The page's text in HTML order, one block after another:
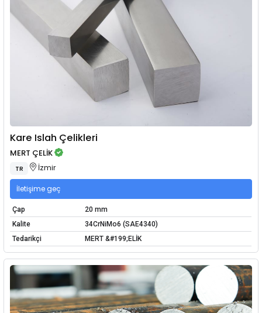
Kare Islah Çelikleri
MERT ÇELİK
TR İzmir
İletişime geç
Çap
20 mm
Kalite
34CrNiMo6 (SAE4340)
Tedarikçi
MERT &#199;ELİK